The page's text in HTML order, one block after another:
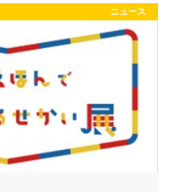
ニュース